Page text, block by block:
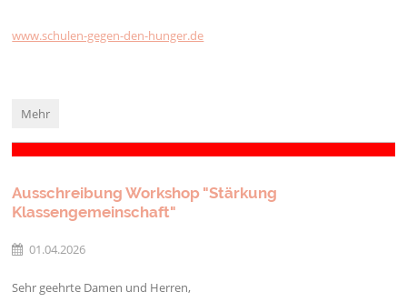
www.schulen-gegen-den-hunger.de
Spendenlauf
„Schule
gegen
Hunger“
:
Mehr
Ausschreibung Workshop "Stärkung
Klassengemeinschaft"
01.04.2026
Sehr geehrte Damen und Herren,